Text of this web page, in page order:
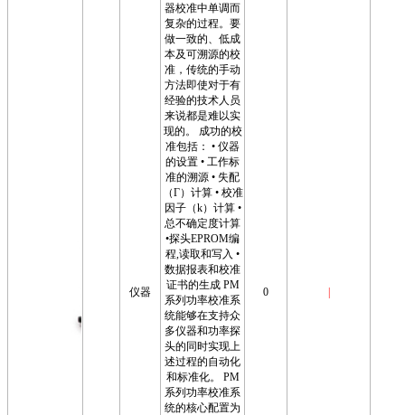
仪器
器校准中单调而
复杂的过程。要
做一致的、低成
本及可溯源的校
准，传统的手动
方法即使对于有
经验的技术人员
来说都是难以实
现的。 成功的校
准包括： • 仪器
的设置 • 工作标
准的溯源 • 失配
（Γ）计算 • 校准
因子（k）计算 •
总不确定度计算
•探头EPROM编
程,读取和写入 •
数据报表和校准
证书的生成 PM
系列功率校准系
统能够在支持众
多仪器和功率探
头的同时实现上
述过程的自动化
和标准化。 PM
系列功率校准系
统的核心配置为
0 |